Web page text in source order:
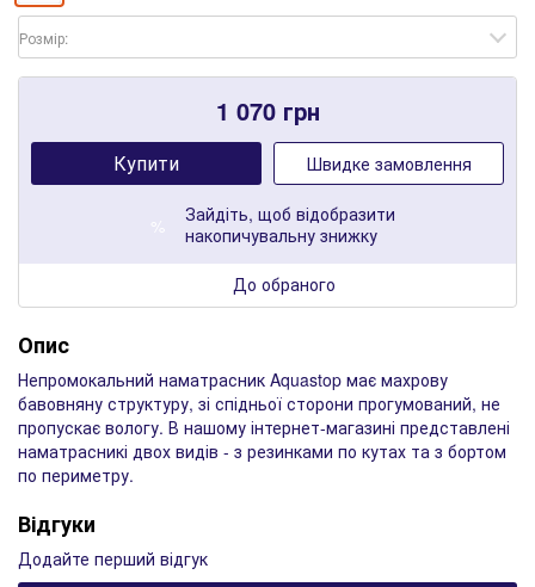
Розмір:
1 070грн
Купити Швидке замовлення
Зайдіть, щоб відобразити
накопичувальну знижку
До обраного
Опис
Непромокальний наматрасник Aquastop має махрову
бавовняну структуру, зі спідньої сторони прогумований, не
пропускає вологу. В нашому інтернет-магазині представлені
наматрасникі двох видів - з резинками по кутах та з бортом
по периметру.
Відгуки
Додайте перший відгук